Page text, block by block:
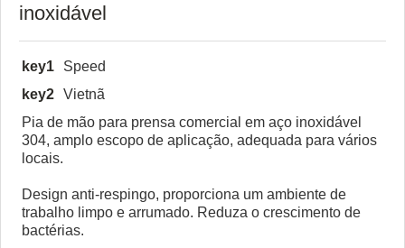
inoxidável
key1
Speed
key2 Vietnã
Pia de mão para prensa comercial em aço inoxidável
304, amplo escopo de aplicação, adequada para vários
locais.
Design anti-respingo, proporciona um ambiente de
trabalho limpo e arrumado. Reduza o crescimento de
bactérias.